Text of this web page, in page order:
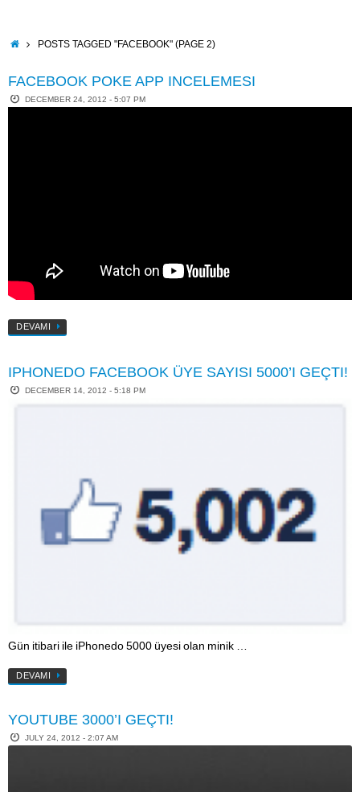
contentHOMEPOSTS TAGGED "FACEBOOK"(PAGE 2)
FACEBOOK POKE APP INCELEMESI
DECEMBER 24, 2012 - 5:07 PM
DEVAMI
IPHONEDO FACEBOOK ÜYE SAYISI 5000’I GEÇTI!
DECEMBER 14, 2012 - 5:18 PM
Gün itibari ile iPhonedo 5000 üyesi olan minik …
DEVAMI
YOUTUBE 3000’I GEÇTI!
JULY 24, 2012 - 2:07 AM